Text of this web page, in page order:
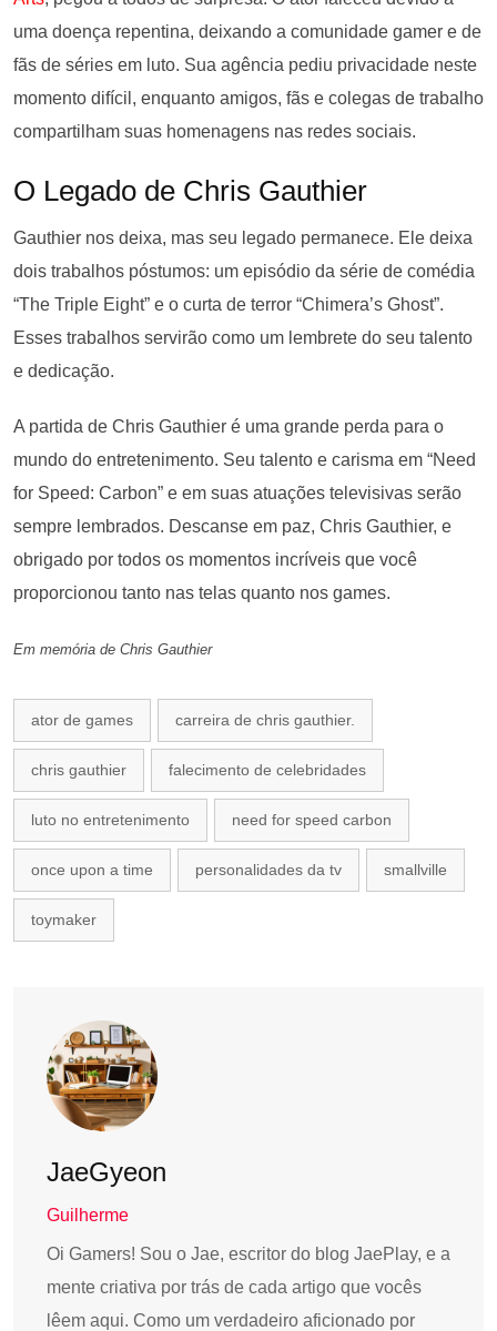
uma doença repentina, deixando a comunidade gamer e de
fãs de séries em luto. Sua agência pediu privacidade neste
momento difícil, enquanto amigos, fãs e colegas de trabalho
compartilham suas homenagens nas redes sociais.
O Legado de Chris Gauthier
Gauthier nos deixa, mas seu legado permanece. Ele deixa
dois trabalhos póstumos: um episódio da série de comédia
“The Triple Eight” e o curta de terror “Chimera’s Ghost”.
Esses trabalhos servirão como um lembrete do seu talento
e dedicação.
A partida de Chris Gauthier é uma grande perda para o
mundo do entretenimento. Seu talento e carisma em “Need
for Speed: Carbon” e em suas atuações televisivas serão
sempre lembrados. Descanse em paz, Chris Gauthier, e
obrigado por todos os momentos incríveis que você
proporcionou tanto nas telas quanto nos games.
Em memória de Chris Gauthier
ator de games carreira de chris gauthier.
chris gauthier falecimento de celebridades
luto no entretenimento need for speed carbon
once upon a time personalidades da tv smallville
toymaker
JaeGyeon
Guilherme
Oi Gamers! Sou o Jae, escritor do blog JaePlay, e a
mente criativa por trás de cada artigo que vocês
lêem aqui. Como um verdadeiro aficionado por